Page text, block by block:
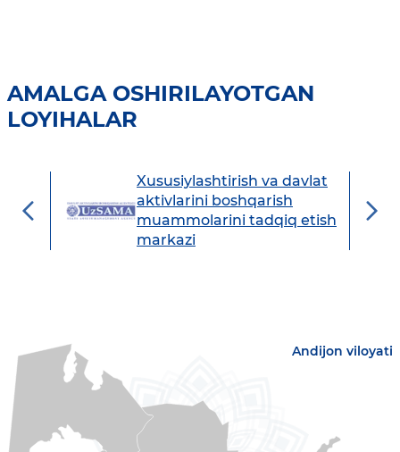
AMALGA OSHIRILAYOTGAN
LOYIHALAR
Xususiylashtirish va davlat
aktivlarini boshqarish
muammolarini tadqiq etish
markazi
Andijon viloyati